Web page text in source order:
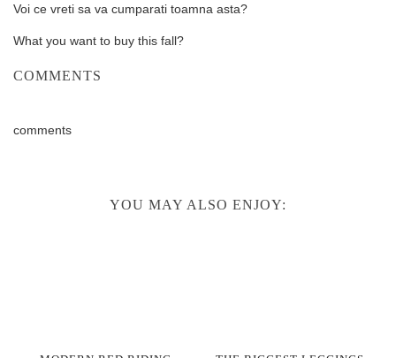
Voi ce vreti sa va cumparati toamna asta?
What you want to buy this fall?
COMMENTS
comments
YOU MAY ALSO ENJOY: